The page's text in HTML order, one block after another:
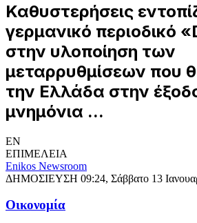
Καθυστερήσεις
γερμανικό περιοδικό
στην υλοποίηση των
μεταρρυθμίσεων που
την Ελλάδα στην
μνημόνια ...
EN
ΕΠΙΜΕΛΕΙΑ
Enikos Newsroom
ΔΗΜΟΣΙΕΥΣΗ 09:24, Σάββατο 13
Oικονομία